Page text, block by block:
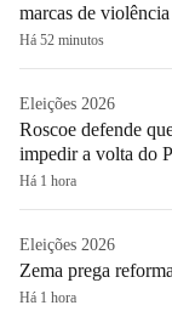
marcas de
Há 52 minutos
Eleições 2026
Roscoe defende
impedir a volta do
Há 1 hora
Eleições 2026
Zema prega
Há 1 hora